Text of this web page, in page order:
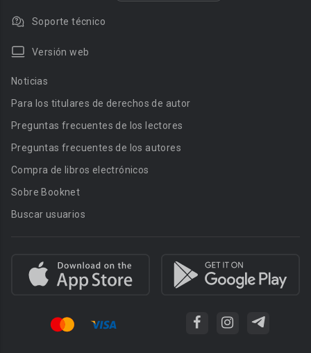
Soporte técnico
Versión web
Noticias
Para los titulares de derechos de autor
Preguntas frecuentes de los lectores
Preguntas frecuentes de los autores
Compra de libros electrónicos
Sobre Booknet
Buscar usuarios